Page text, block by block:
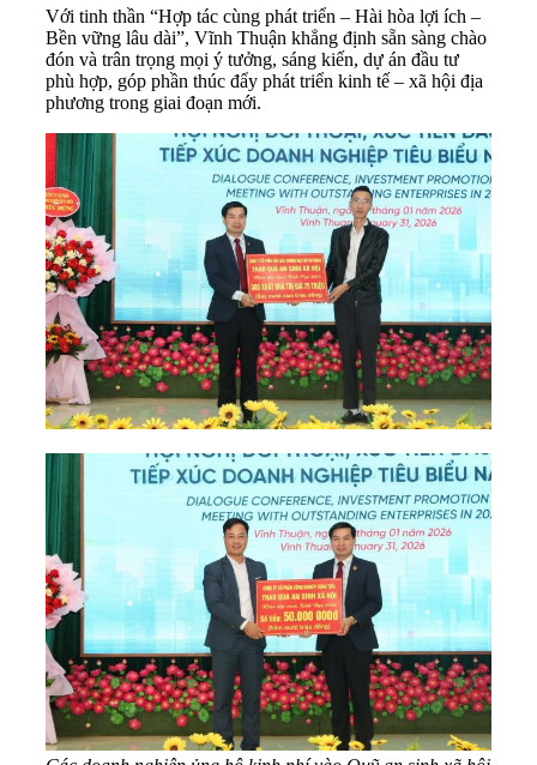
Với tinh thần “Hợp tác cùng phát triển – Hài hòa lợi ích –
Bền vững lâu dài”, Vĩnh Thuận khẳng định sẵn sàng chào
đón và trân trọng mọi ý tưởng, sáng kiến, dự án đầu tư
phù hợp, góp phần thúc đẩy phát triển kinh tế – xã hội địa
phương trong giai đoạn mới.